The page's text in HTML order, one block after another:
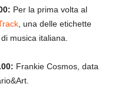
Per la prima volta al
, una delle etichette
musica italiana.
Frankie Cosmos, data